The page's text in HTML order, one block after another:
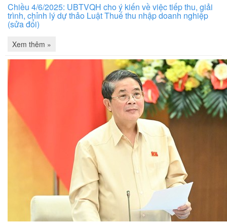
Chiều 4/6/2025: UBTVQH cho ý kiến về việc tiếp thu, giải
trình, chỉnh lý dự thảo Luật Thuế thu nhập doanh nghiệp
(sửa đổi)
Xem thêm »